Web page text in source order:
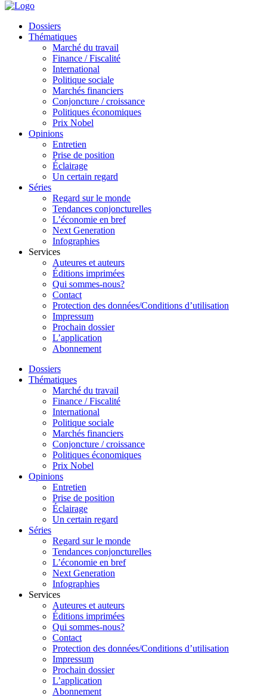
Dossiers
Thématiques
Marché du travail
Finance / Fiscalité
International
Politique sociale
Marchés financiers
Conjoncture / croissance
Politiques économiques
Prix Nobel
Opinions
Entretien
Prise de position
Éclairage
Un certain regard
Séries
Regard sur le monde
Tendances conjoncturelles
L’économie en bref
Next Generation
Infographies
Services
Auteures et auteurs
Éditions imprimées
Qui sommes-nous?
Contact
Protection des données/Conditions d’utilisation
Impressum
Prochain dossier
L’application
Abonnement
Dossiers
Thématiques
Marché du travail
Finance / Fiscalité
International
Politique sociale
Marchés financiers
Conjoncture / croissance
Politiques économiques
Prix Nobel
Opinions
Entretien
Prise de position
Éclairage
Un certain regard
Séries
Regard sur le monde
Tendances conjoncturelles
L’économie en bref
Next Generation
Infographies
Services
Auteures et auteurs
Éditions imprimées
Qui sommes-nous?
Contact
Protection des données/Conditions d’utilisation
Impressum
Prochain dossier
L’application
Abonnement